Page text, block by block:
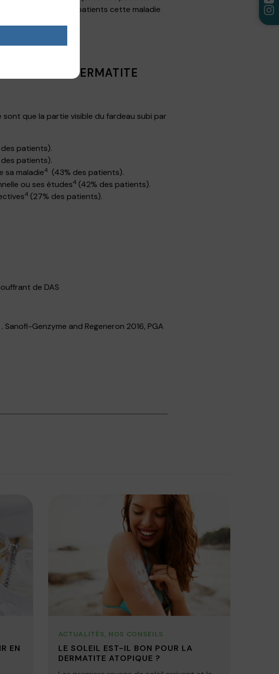
mais chez 20% des patients cette maladie
DE LA DERMATITE
que la partie visible du fardeau subi par
des patients).
patients).
sa maladie4 (43% des patients).
ou ses études4 (42% des patients).
4 (27% des patients).
de DAS
Genzyme and Regeneron 2016, PGA
EN
ACTUALITÉS, NOS CONSEILS
LE SOLEIL EST-IL BON POUR LA
DERMATITE ATOPIQUE ?